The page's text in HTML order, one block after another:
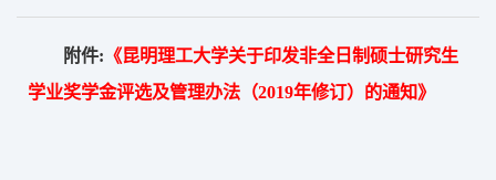
附件: 《昆明理工大学关于印发非全日制硕士研究生
学业奖学金评选及管理办法（2019年修订）的通知》